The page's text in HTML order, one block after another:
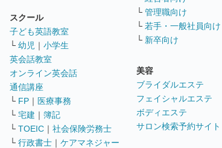
スクール
子ども英語教室
└ 幼児 ｜ 小学生
英会話教室
オンライン英会話
通信講座
└ FP ｜ 医療事務
└ 宅建 ｜ 簿記
└ TOEIC ｜ 社会保険労務士
└ 行政書士 ｜ ケアマネジャー
└ 管理職向け
└ 若手・一般社員向け
└ 新卒向け
美容
ブライダルエステ
フェイシャルエステ
ボディエステ
サロン検索予約サイト